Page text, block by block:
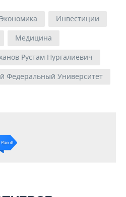
Экономика
Инвестиции
Медицина
Рустам Нургалиевич
Федеральный Университет